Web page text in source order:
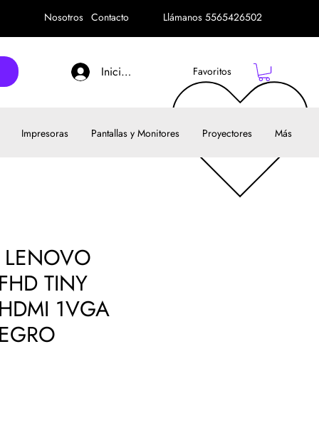
Nosotros Contacto Llámanos 5565426502
Iniciar sesión Favoritos
Impresoras Pantallas y Monitores Proyectores Más
TINY
1VGA